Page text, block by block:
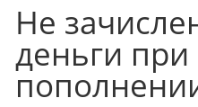
Не
деньги при